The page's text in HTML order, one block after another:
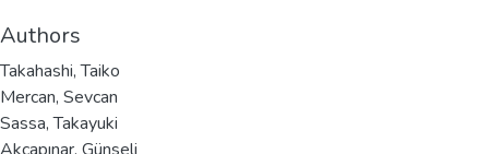
Authors
Takahashi, Taiko
Mercan, Sevcan
Sassa, Takayuki